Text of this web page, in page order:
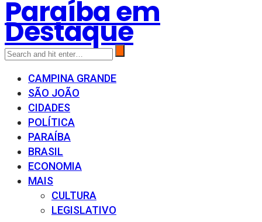
Paraíba em
Destaque
CAMPINA GRANDE
SÃO JOÃO
CIDADES
POLÍTICA
PARAÍBA
BRASIL
ECONOMIA
MAIS
CULTURA
LEGISLATIVO